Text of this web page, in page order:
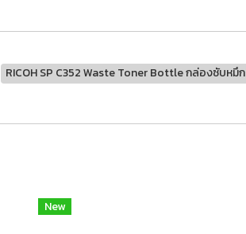
RICOH SP C352 Waste Toner Bottle กล่องซับหมึก
New